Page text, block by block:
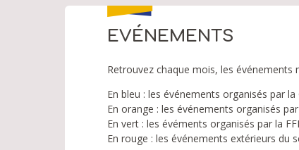
PUBLIC
FIL
D'ARIANEEVÉNEMENTS
Retrouvez chaque mois, les
En bleu : les événements organisés par la
En orange : les événements organisés
En vert : les évéments organisés par la
En rouge : les événements extérieurs du